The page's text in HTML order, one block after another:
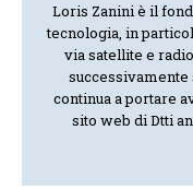
Loris Zanini è il
tecnologia, in
via satellite e
continua a portare
sito web di Dtti